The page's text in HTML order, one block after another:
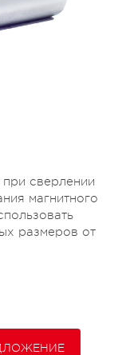
сверлении
магнитного
размеров от